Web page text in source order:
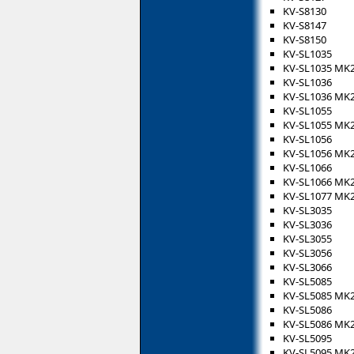
KV-S8130
KV-S8147
KV-S8150
KV-SL1035
KV-SL1035
KV-SL1036
KV-SL1036
KV-SL1055
KV-SL1055
KV-SL1056
KV-SL1056
KV-SL1066
KV-SL1066
KV-SL1077
KV-SL3035
KV-SL3036
KV-SL3055
KV-SL3056
KV-SL3066
KV-SL5085
KV-SL5085
KV-SL5086
KV-SL5086
KV-SL5095